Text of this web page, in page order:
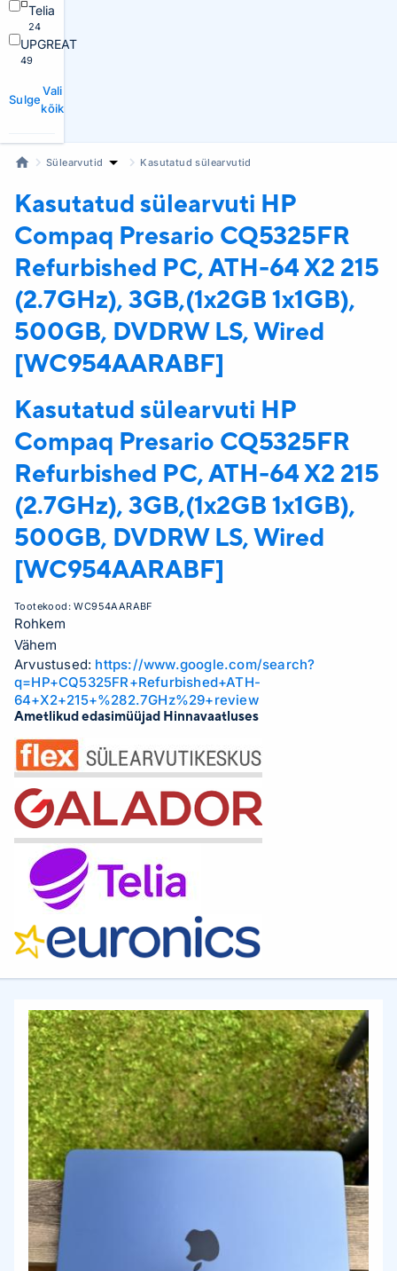
Telia
24
UPGREAT
49
Sulge
Vali
kõik
Sülearvutid Kasutatud sülearvutid
Kasutatud sülearvuti HP
Compaq Presario CQ5325FR
Refurbished PC, ATH-64 X2 215
(2.7GHz), 3GB,(1x2GB 1x1GB),
500GB, DVDRW LS, Wired
[WC954AARABF]
Kasutatud sülearvuti HP
Compaq Presario CQ5325FR
Refurbished PC, ATH-64 X2 215
(2.7GHz), 3GB,(1x2GB 1x1GB),
500GB, DVDRW LS, Wired
[WC954AARABF]
Tootekood:WC954AARABF
Rohkem
Vähem
Arvustused: https://www.google.com/search?
q=HP+CQ5325FR+Refurbished+ATH-
64+X2+215+%282.7GHz%29+review
Ametlikud edasimüüjad Hinnavaatluses